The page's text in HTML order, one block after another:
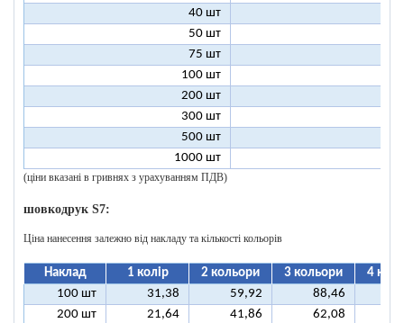
40 шт
50 шт
75 шт
100 шт
200 шт
300 шт
500 шт
1000 шт
(ціни вказані в гривнях з урахуванням ПДВ)
шовкодрук S7:
Ціна нанесення залежно від накладу та кількості кольорів
Наклад 1 колір 2 кольори 3 кольори
4
100 шт
31,38 59,92 88,46
200 шт
21,64 41,86 62,08